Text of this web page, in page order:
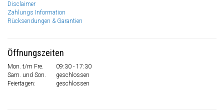
Disclaimer
Zahlungs Information
Rücksendungen & Garantien
Öffnungszeiten
Mon. t/m Fre.
09:30 - 17:30
Sam. und Son.
geschlossen
Feiertagen:
geschlossen